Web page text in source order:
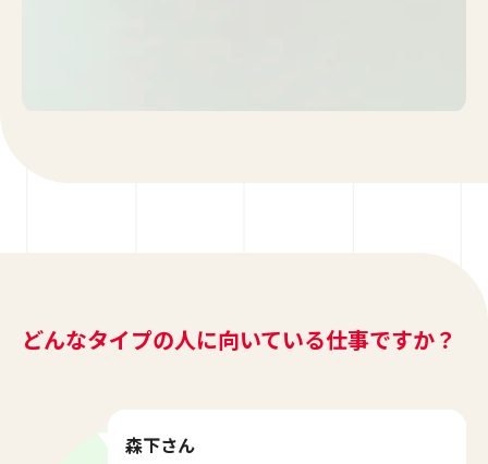
どんなタイプの人に向いている仕事ですか？
森下さん